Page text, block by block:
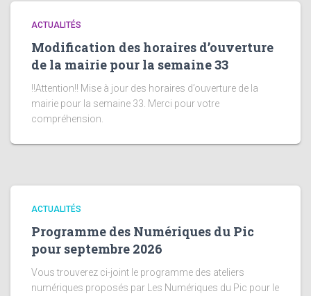
ACTUALITÉS
Modification des horaires d’ouverture
de la mairie pour la semaine 33
!!Attention!! Mise à jour des horaires d’ouverture de la
mairie pour la semaine 33. Merci pour votre
compréhension.
ACTUALITÉS
Programme des Numériques du Pic
pour septembre 2026
Vous trouverez ci-joint le programme des ateliers
numériques proposés par Les Numériques du Pic pour le